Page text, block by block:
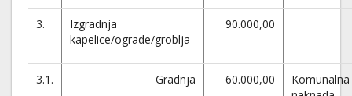
3.
Izgradnja
kapelice/ograde/groblja
90.000,00
3.1. Gradnja 60.000,00
Komunalna